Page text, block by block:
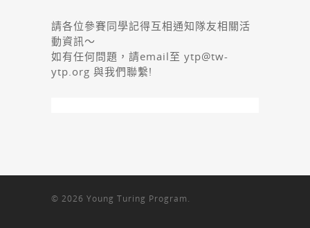
請各位參賽同學記得互相通知隊友相關活
動資訊～
如有任何問題，請email至 ytp@tw-
ytp.org 與我們聯繫!
© 2026 Young Turing Program.